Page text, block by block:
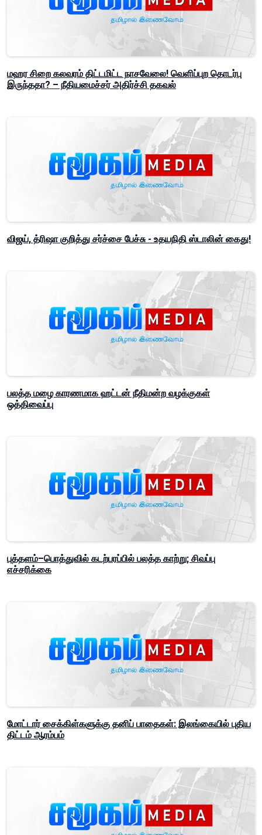
மஹர சிறை கலவரம் திட்டமிட்ட நாசவேலை! வெளிப்புற தொடர்பு
இருந்ததா? – நீதியமைச்சர் அதிர்ச்சி தகவல்
விஜய், த்ரிஷா குறித்து சர்ச்சை பேச்சு - உதயநிதி ஸ்டாலின் கைது!
பலத்த மழை காரணமாக ஹட்டன் நீதிமன்ற வழக்குகள்
ஒத்திவைப்பு
புத்தளம்–பொத்துவில் கடற்பரப்பில் பலத்த காற்று; சிவப்பு
எச்சரிக்கை
மோட்டார் சைக்கிள்களுக்கு தனிப் பாதைகள்: இலங்கையில் புதிய
திட்டம் ஆரம்பம்